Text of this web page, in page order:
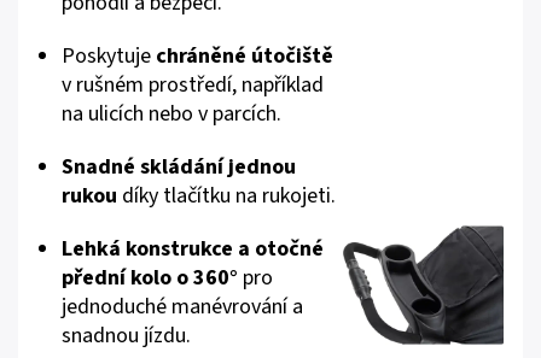
Poskytuje chráněné útočiště
v rušném prostředí, například
na ulicích nebo v parcích.
Snadné skládání jednou
rukou díky tlačítku na rukojeti.
Lehká konstrukce a otočné
přední kolo o 360° pro
jednoduché manévrování a
snadnou jízdu.